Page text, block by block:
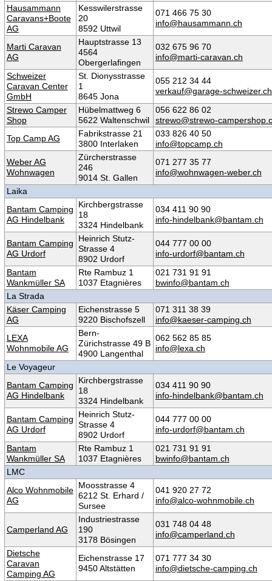
Hausammann
Caravans+Boote
AG
Kesswilerstrasse
20
8592 Uttwil
071 466 75 30
info@hausammann.ch
Marti Caravan
AG
Hauptstrasse 13
4564
Obergerlafingen
032 675 96 70
info@marti-caravan.ch
Schweizer
Caravan Center
GmbH
St. Dionysstrasse
1
8645 Jona
055 212 34 44
verkauf@garage-schweizer.ch
Strewo Camper
Shop
Hübelmattweg 6
5622 Waltenschwil
056 622 86 02
strewo@strewo-
Top Camp AG
Fabrikstrasse 21
3800 Interlaken
033 826 40 50
info@topcamp.ch
Weber AG
Wohnwagen
Zürcherstrasse
246
9014 St. Gallen
071 277 35 77
info@wohnwagen-weber.ch
Laika
Bantam Camping
AG Hindelbank
Kirchbergstrasse
18
3324 Hindelbank
034 411 90 90
info-hindelbank@bantam.ch
Bantam Camping
AG Urdorf
Heinrich Stutz-
Strasse 4
8902 Urdorf
044 777 00 00
info-urdorf@bantam.ch
Bantam
Wankmüller SA
Rte Rambuz 1
1037 Etagnières
021 731 91 91
bwinfo@bantam.ch
La Strada
Käser Camping
AG
Eichenstrasse 5
9220 Bischofszell
071 311 38 39
info@kaeser-camping.ch
LEXA
Wohnmobile AG
Bern-
Zürichstrasse 49 B
4900 Langenthal
062 562 85 85
info@lexa.ch
Le Voyageur
Bantam Camping
AG Hindelbank
Kirchbergstrasse
18
3324 Hindelbank
034 411 90 90
info-hindelbank@bantam.ch
Bantam Camping
AG Urdorf
Heinrich Stutz-
Strasse 4
8902 Urdorf
044 777 00 00
info-urdorf@bantam.ch
Bantam
Wankmüller SA
Rte Rambuz 1
1037 Etagnières
021 731 91 91
bwinfo@bantam.ch
LMC
Alco Wohnmobile
AG
Moosstrasse 4
6212 St. Erhard /
Sursee
041 920 27 72
info@alco-wohnmobile.ch
Camperland AG
Industriestrasse
190
3178 Bösingen
031 748 04 48
info@camperland.ch
Dietsche
Caravan
Camping AG
Eichenstrasse 17
9450 Altstätten
071 777 34 30
info@dietsche-camping.ch